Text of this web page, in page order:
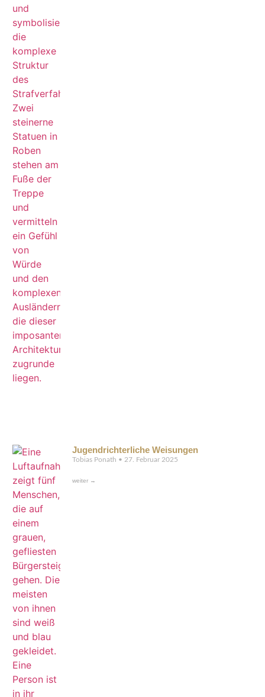
Jugendrichterliche Weisungen
Tobias Ponath 27. Februar 2025
weiter →